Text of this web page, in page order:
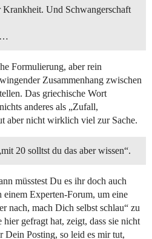
Krankheit. Und Schwangerschaft
Formulierung, aber rein
Zusammenhang zwischen
Das griechische Wort
anderes als „Zufall,
aber nicht wirklich viel zur Sache.
20 solltst du das aber wissen“.
müsstest Du es ihr doch auch
Experten-Forum, um eine
nach, mach Dich selbst schlau“ zu
gefragt hat, zeigt, dass sie nicht
Posting, so leid es mir tut,